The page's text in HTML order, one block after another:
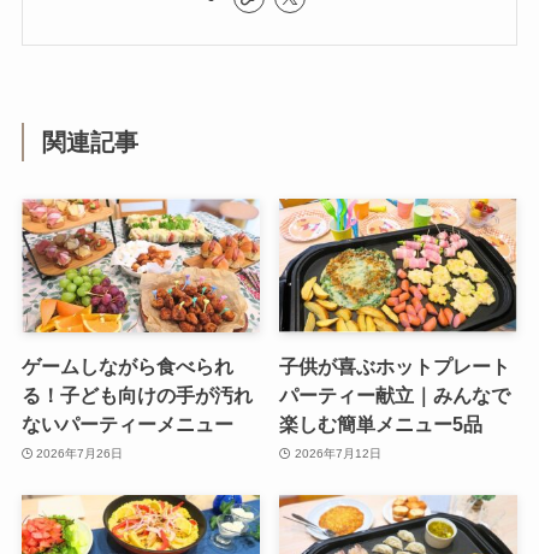
関連記事
ゲームしながら食べられ
る！子ども向けの手が汚れ
ないパーティーメニュー
2026年7月26日
子供が喜ぶホットプレート
パーティー献立｜みんなで
楽しむ簡単メニュー5品
2026年7月12日